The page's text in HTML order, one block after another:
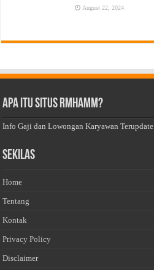
August 22, 2024
Apa Itu Situs Rmhamm?
Info Gaji dan Lowongan Karyawan Terupdate
Sekilas
Home
Tentang
Kontak
Privacy Policy
Disclaimer